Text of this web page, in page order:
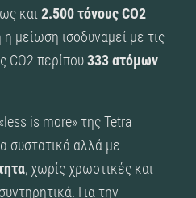
και2.500 τόνους CO2
η μείωση ισοδυναμεί με τις
CO2 περίπου333 ατόμων
is more» της Tetra
συστατικά αλλά με
, χωρίς χρωστικές και
Για την